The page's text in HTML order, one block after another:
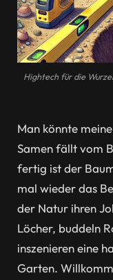
Hightech für die
Man könnte
Samen fällt vom
fertig ist der
mal wieder das
der Natur ihren
Löcher, buddeln
inszenieren eine
Garten.